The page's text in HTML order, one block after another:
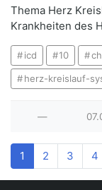
Thema Herz
Krankheiten des
icd 10
herz-kreislauf-
—
1 2 3 4